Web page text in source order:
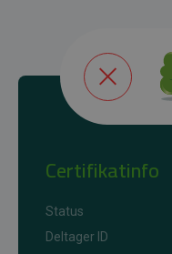
Certifikatinfo
Status
Deltager ID